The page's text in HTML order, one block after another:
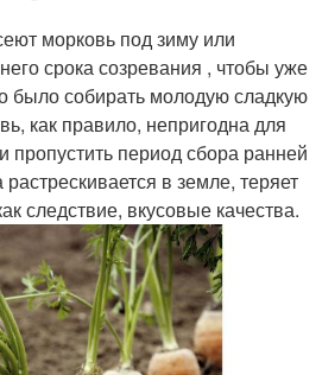
морковь под зиму или
срока созревания , чтобы уже
было собирать молодую сладкую
как правило, непригодна для
пропустить период сбора ранней
в земле, теряет
следствие, вкусовые качества.